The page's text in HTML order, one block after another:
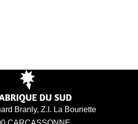
Branly, Z.I. La Bouriette